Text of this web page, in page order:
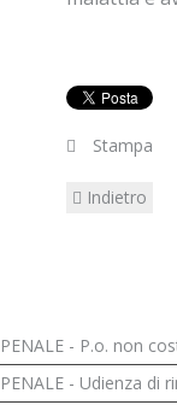
Stampa
Indietro
PENALE - P.o. non
PENALE - Udienza di